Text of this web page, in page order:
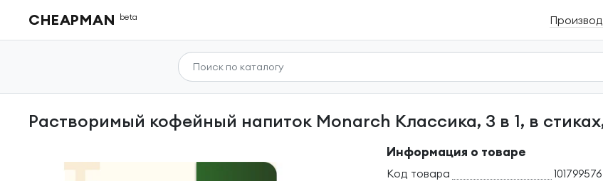
CHEAPMAN beta
Растворимый кофейный напиток Monarch Классика, 3 в 1, в
Информация о товаре
Код товара